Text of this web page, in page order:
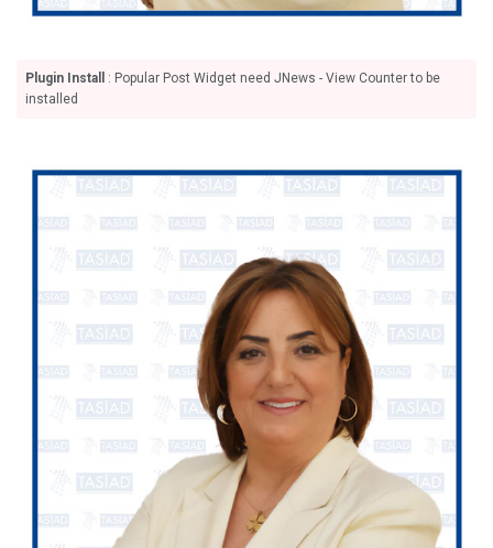
Plugin Install
: Popular Post Widget need JNews - View Counter to be
installed